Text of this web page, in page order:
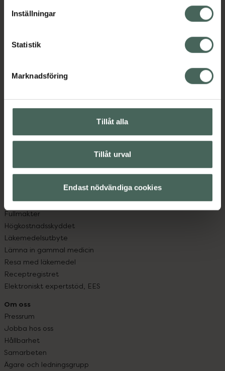
lagligheten av behandling som skett innan återkallelsen.
Inställningar
Statistik
Marknadsföring
Tillåt alla
Tillåt urval
Endast nödvändiga cookies
syd till Lappland i norr, och online i mobilen och på
datorn. Oavsett vem du är så är det vårt uppdrag att
hjälpa just dig att må lite bättre. Välkommen att prata
med oss.
Kundservice
Vanliga frågor
Hitta apotek
Leverans, betalning och retur
App
Om recept och läkemedel
Fullmakter
Högkostnadsskyddet
Läkemedelsutbyte
Lämna in gammal medicin
Resa med läkemedel
Receptregistret
Elektroniskt expertstöd, EES
Om oss
Pressrum
Jobba hos oss
Hållbarhet
Samarbeten
Ägare och ledningsgrupp